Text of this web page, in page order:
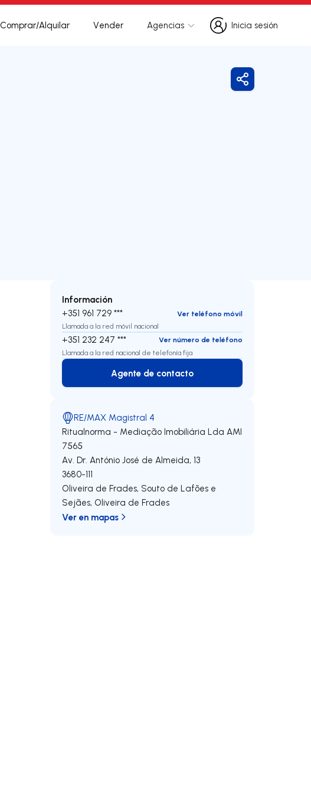
Comprar/Alquilar Vender Agencias
Inicia sesión
Inicia sesión
Compartir
Información
+351 961 729 ***
Ver teléfono móvil
Llamada a la red móvil nacional
+351 232 247 ***
Ver número de teléfono
Llamada a la red nacional de telefonía fija
Agente de contacto
Agente de contacto
RE/MAX Magistral 4
Ritualnorma - Mediação Imobiliária Lda AMI
7565
Av. Dr. António José de Almeida, 13
3680-111
Oliveira de Frades, Souto de Lafões e
Sejães, Oliveira de Frades
Ver en mapas